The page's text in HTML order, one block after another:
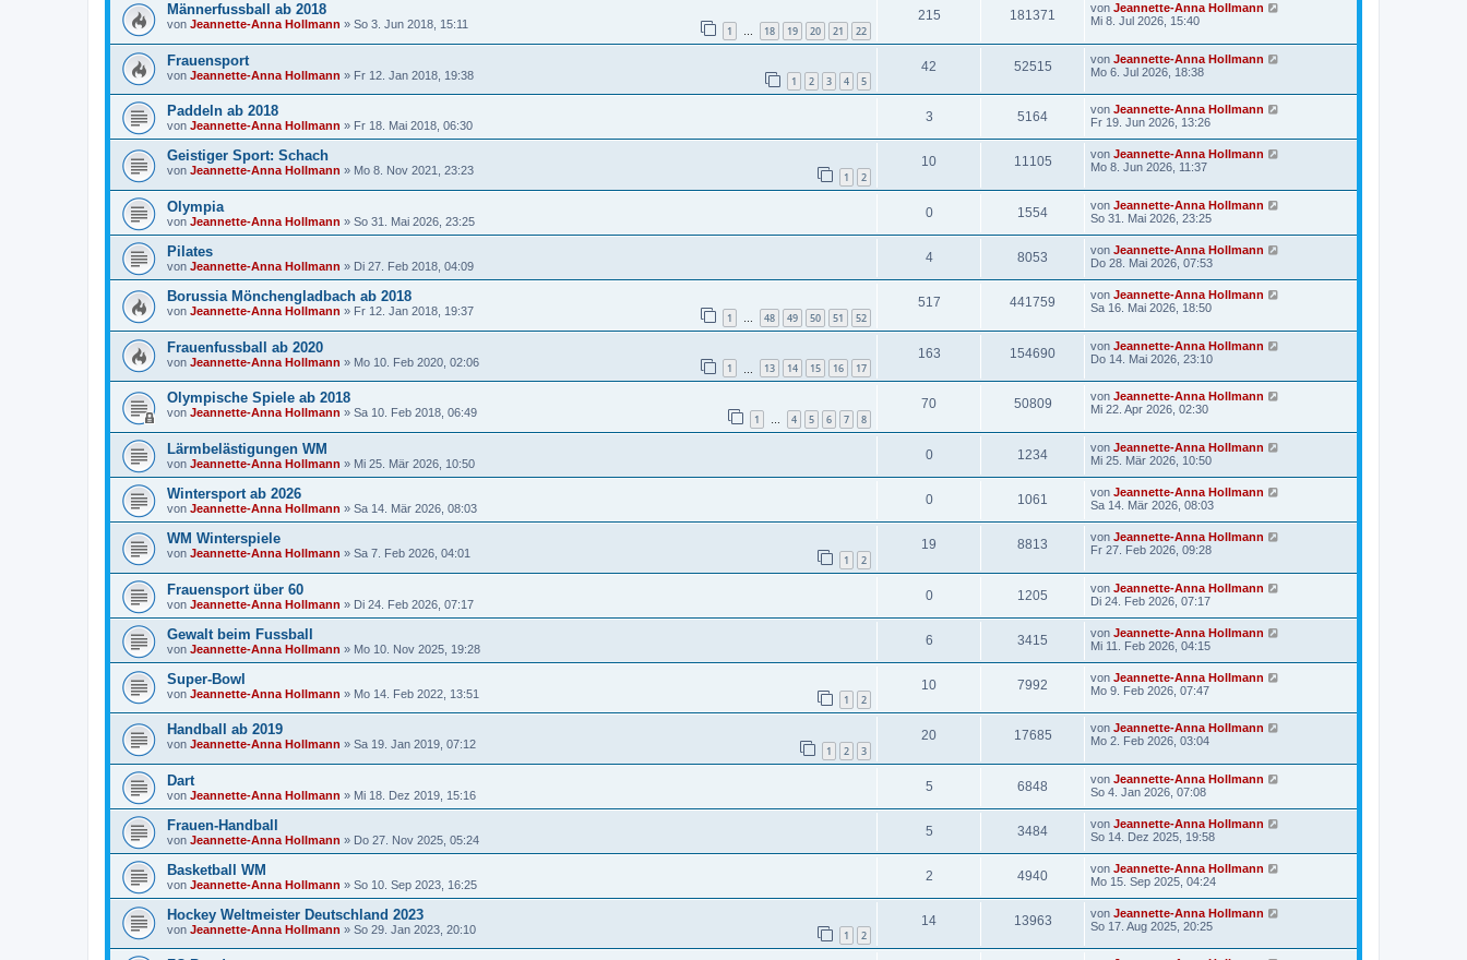
Männerfussball ab 2018
von Jeannette-Anna Hollmann » So 3. Jun 2018, 15:11 1 … 18 19 20 21 22
215 181371 von Jeannette-Anna Hollmann
Mi 8. Jul 2026, 15:40
Frauensport
von Jeannette-Anna Hollmann » Fr 12. Jan 2018, 19:38 1 2 3 4 5
42 52515 von Jeannette-Anna Hollmann
Mo 6. Jul 2026, 18:38
Paddeln ab 2018
von Jeannette-Anna Hollmann » Fr 18. Mai 2018, 06:30
3 5164 von Jeannette-Anna Hollmann
Fr 19. Jun 2026, 13:26
Geistiger Sport: Schach
von Jeannette-Anna Hollmann » Mo 8. Nov 2021, 23:23 1 2
10 11105 von Jeannette-Anna Hollmann
Mo 8. Jun 2026, 11:37
Olympia
von Jeannette-Anna Hollmann » So 31. Mai 2026, 23:25
0 1554 von Jeannette-Anna Hollmann
So 31. Mai 2026, 23:25
Pilates
von Jeannette-Anna Hollmann » Di 27. Feb 2018, 04:09
4 8053 von Jeannette-Anna Hollmann
Do 28. Mai 2026, 07:53
Borussia Mönchengladbach ab 2018
von Jeannette-Anna Hollmann » Fr 12. Jan 2018, 19:37 1 … 48 49 50 51 52
517 441759 von Jeannette-Anna Hollmann
Sa 16. Mai 2026, 18:50
Frauenfussball ab 2020
von Jeannette-Anna Hollmann » Mo 10. Feb 2020, 02:06 1 13 14 15 16 17
163 154690 von Jeannette-Anna Hollmann
Do 14. Mai 2026, 23:10
Olympische Spiele ab 2018
von Jeannette-Anna Hollmann » Sa 10. Feb 2018, 06:49 1 … 4 5 6 7 8
70 50809 von Jeannette-Anna Hollmann
Mi 22. Apr 2026, 02:30
Lärmbelästigungen WM
von Jeannette-Anna Hollmann » Mi 25. Mär 2026, 10:50
0 1234 von Jeannette-Anna Hollmann
Mi 25. Mär 2026, 10:50
Wintersport ab 2026
von Jeannette-Anna Hollmann » Sa 14. Mär 2026, 08:03
0 1061 von Jeannette-Anna Hollmann
Sa 14. Mär 2026, 08:03
WM Winterspiele
von Jeannette-Anna Hollmann » Sa 7. Feb 2026, 04:01 1 2
19 8813 von Jeannette-Anna Hollmann
Fr 27. Feb 2026, 09:28
Frauensport über 60
von Jeannette-Anna Hollmann » Di 24. Feb 2026, 07:17
0 1205 von Jeannette-Anna Hollmann
Di 24. Feb 2026, 07:17
Gewalt beim Fussball
von Jeannette-Anna Hollmann » Mo 10. Nov 2025, 19:28
6 3415 von Jeannette-Anna Hollmann
Mi 11. Feb 2026, 04:15
Super-Bowl
von Jeannette-Anna Hollmann » Mo 14. Feb 2022, 13:51 1 2
10 7992 von Jeannette-Anna Hollmann
Mo 9. Feb 2026, 07:47
Handball ab 2019
von Jeannette-Anna Hollmann » Sa 19. Jan 2019, 07:12 1 2 3
20 17685 von Jeannette-Anna Hollmann
Mo 2. Feb 2026, 03:04
Dart
von Jeannette-Anna Hollmann » Mi 18. Dez 2019, 15:16
5 6848 von Jeannette-Anna Hollmann
So 4. Jan 2026, 07:08
Frauen-Handball
von Jeannette-Anna Hollmann » Do 27. Nov 2025, 05:24
5 3484 von Jeannette-Anna Hollmann
So 14. Dez 2025, 19:58
Basketball WM
von Jeannette-Anna Hollmann » So 10. Sep 2023, 16:25
2 4940 von Jeannette-Anna Hollmann
Mo 15. Sep 2025, 04:24
Hockey Weltmeister Deutschland 2023
von Jeannette-Anna Hollmann » So 29. Jan 2023, 20:10 1 2
14 13963 von Jeannette-Anna Hollmann
So 17. Aug 2025, 20:25